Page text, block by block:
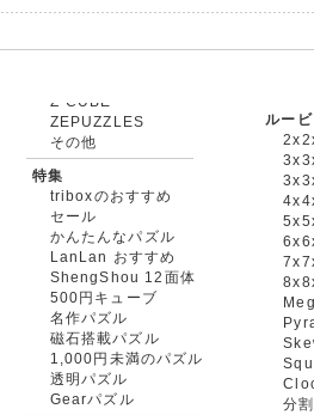
ZEPUZZLES
その他
特集
triboxのおすすめ
セール
かんたんなパズル
LanLan おすすめ
ShengShou 12面体
500円キューブ
名作パズル
磁石搭載パズル
1,000円未満のパズル
透明パズル
Gearパズル
ルー
分